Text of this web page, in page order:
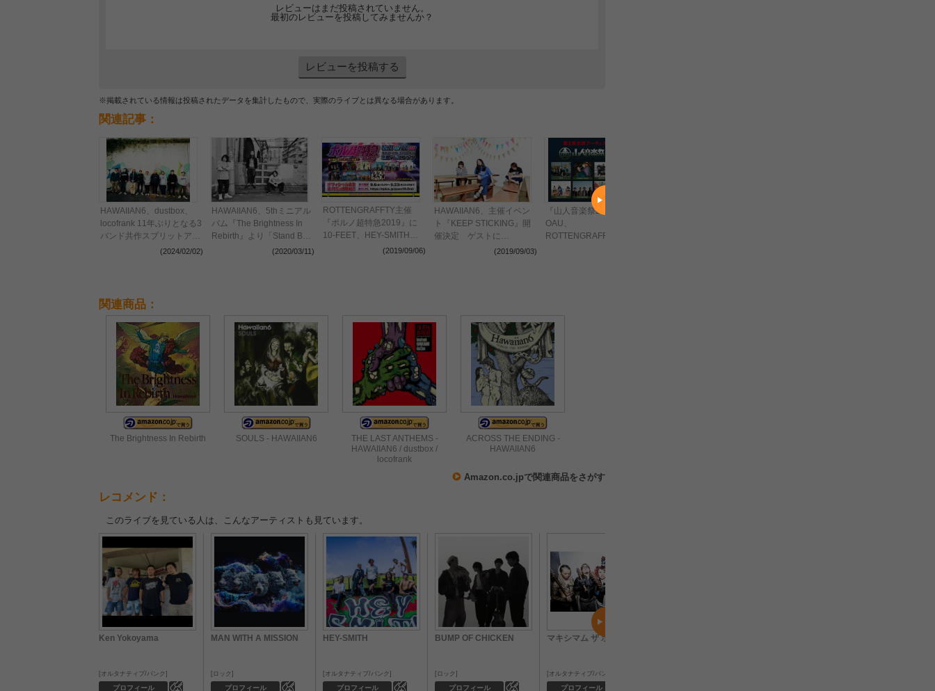
レビューはまだ投稿されていません。
最初のレビューを投稿してみませんか？
レビューを投稿する
※掲載されている情報は投稿されたデータを集計したもので、実際のライブとは異なる場合があります。
関連記事：
HAWAIIAN6、dustbox、
locofrank 11年ぶりとなる3
バンド共作スプリットアル
バム『THE LAST(2024/02/02)
HAWAIIAN6、5thミニアル
バム『The Brightness In
Rebirth』より「Stand By
You」のMV公開、リリー
(2020/03/11)
ROTTENGRAFFTY主催
『ポルノ超特急2019』に
10-FEET、HEY-SMITH、
ヤバイTシャツ屋ら第一弾
(2019/09/06)
HAWAIIAN6、主催イベン
ト『KEEP STICKING』開
催決定 ゲストに
(2019/09/03)
『山人音楽祭2019』に
OAU、
ROTTENGRAFFTY、The
関連商品：
The Brightness In Rebirth SOULS - HAWAIIAN6
THE LAST ANTHEMS -
HAWAIIAN6 / dustbox /
locofrank
ACROSS THE ENDING -
HAWAIIAN6
Amazon.co.jpで関連商品をさがす
レコメンド：
このライブを見ている人は、こんなアーティストも見ています。
Ken Yokoyama
プロフィール
オルタナティブ/パンク
MAN WITH A MISSION
プロフィール
ロック
HEY-SMITH
プロフィール
オルタナティブ/パンク
BUMP OF CHICKEN
プロフィール
ロック
マキシマム ザ ホルモン
プロフィール
オルタナティブ/パンク